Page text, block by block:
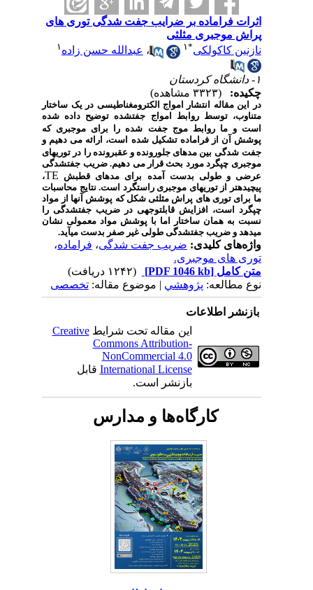
اثرات فراماده بر ضرایب جفت شدگی توری های
پراش موجبری مثلثی
نازنین کاکولکی
۱ ،عبدالله حسن زاده۱
چکیده:
در این مقاله انتشار امواج الکترومغناطیسی در یک ساختار
متناوب، توسط روابط امواج جفت­شده توضیح داده شده
است و ما روابط موج جفت­ شده را برای موجبری که
پوشش آن از فراماده تشکیل شده است، ارائه می دهیم و
جفت­ شدگی بین مدهای جلورونده و عقب­رونده را در توری­های
موجبری چپگرد مورد بحث قرار می­ دهیم. ضریب جفت­شدگی
عرضی و طولی بدست آمده برای مدهای قطبشTE،
پیچیده­تر از توری­های موجبری راستگرد است. نتایج محاسبات
ما برای توری های پراش مثلثی شکل که پوشش آنها از مواد
چپگرد است، افزایش قابل­توجهی در ضریب جفت­شدگی را
نسبت به همان ساختار اما با پوشش مواد معمولی نشان
می­دهد و ضریب جفت­شدگی طولی غیر صفر بدست می­آید.
واژه‌های کلیدی:ضریب جفت شدگی،فراماده،
توری های موجبری.
متن کامل[PDF 1046 kb]
نوع مطالعه:پژوهشي| موضوع مقاله:تخصصی
بازنشر اطلاعات
این مقاله تحت شرایطCreative
Commons Attribution-
NonCommercial 4.0
International Licenseقابل
بازنشر است.
کارگاه‌ها و مدارس